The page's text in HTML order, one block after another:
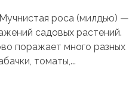
роса (милдью) —
садовых растений.
поражает много разных
томаты,...